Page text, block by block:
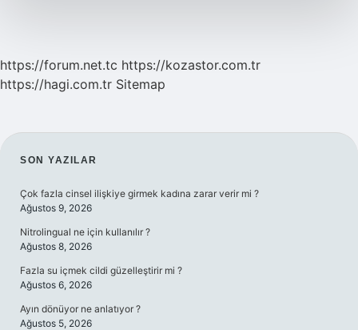
https://forum.net.tc https://kozastor.com.tr
https://hagi.com.tr Sitemap
SIDEBAR
SON YAZILAR
Çok fazla cinsel ilişkiye girmek kadına zarar verir mi ?
Ağustos 9, 2026
Nitrolingual ne için kullanılır ?
Ağustos 8, 2026
Fazla su içmek cildi güzelleştirir mi ?
Ağustos 6, 2026
Ayın dönüyor ne anlatıyor ?
Ağustos 5, 2026